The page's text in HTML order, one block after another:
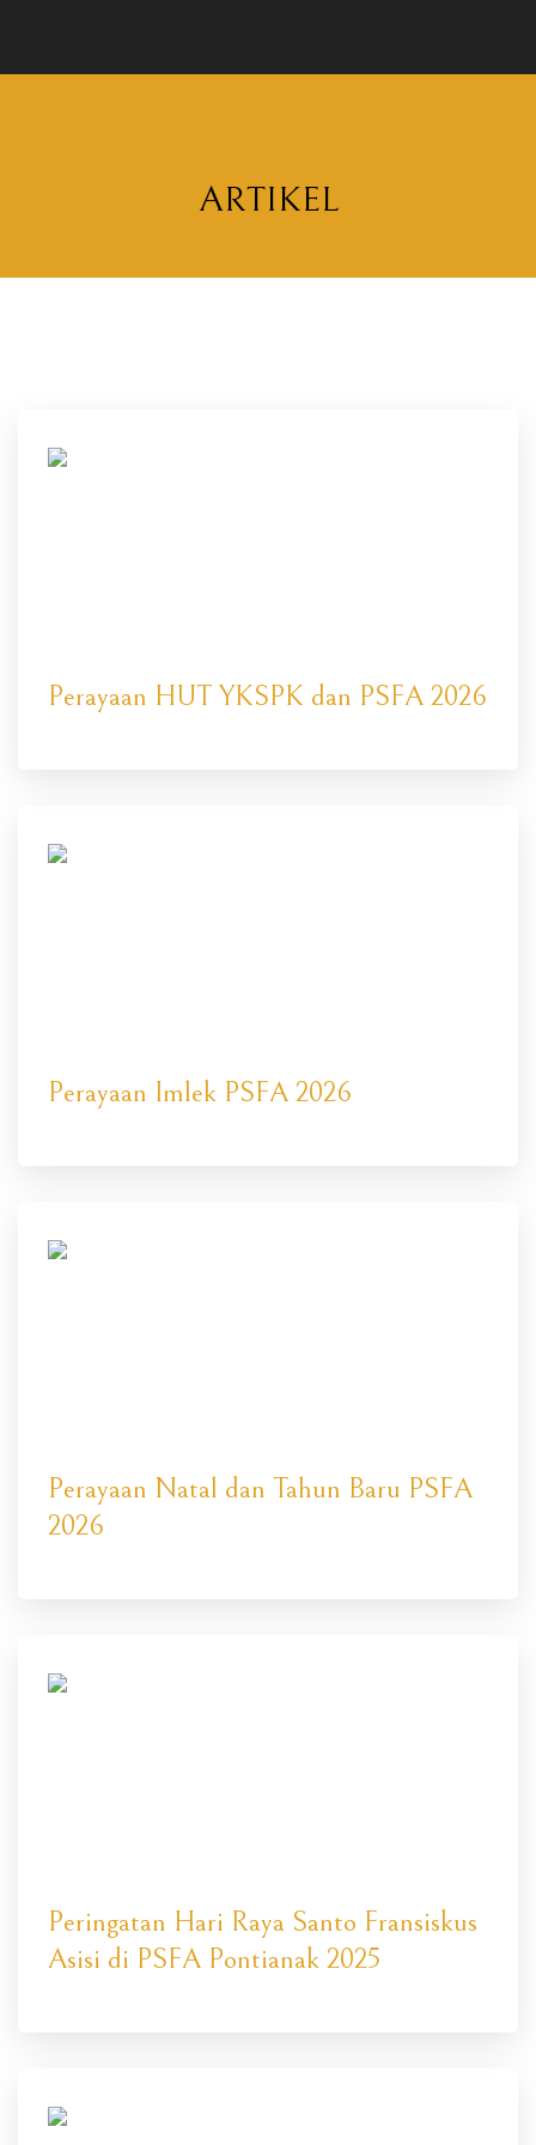
ARTIKEL
Perayaan HUT YKSPK dan PSFA 2026
Perayaan Imlek PSFA 2026
Perayaan Natal dan Tahun Baru PSFA
2026
Peringatan Hari Raya Santo Fransiskus
Asisi di PSFA Pontianak 2025